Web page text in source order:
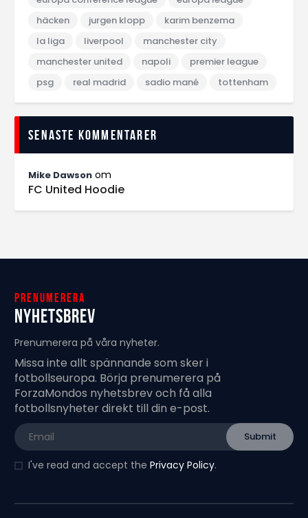
häcken
jurgen klopp
karim benzema
la liga
liverpool
manchester city
manchester united
napoli
premier league
psg
real madrid sadio mané tottenham
Senaste kommentarer
Mike Dawson om
FC United Hoodie
Prenumerera
Nyhetsbrev
Prenumerera på våra nyheter.
Missa inte allt spännande som sker i
fotbollseuropa. Börja prenumerera på
ForzaMondos nyhetsbrev och få alla
fotbollsnyheter direkt till din e-post.
I've read and accept the Privacy Policy.